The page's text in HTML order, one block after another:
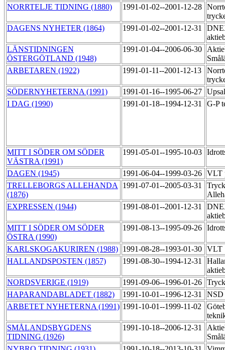
NORRTELJE TIDNING (1880) 1991-01-02--2001-12-28
DAGENS NYHETER (1864)
1991-01-02--2001-12-31
LÄNSTIDNINGEN
ÖSTERGÖTLAND (1948)
1991-01-04--2006-06-30
ARBETAREN (1922)
1991-01-11--2001-12-13
SÖDERNYHETERNA (1991)
1991-01-16--1995-06-27
I DAG (1990)
1991-01-18--1994-12-31 G-P
MITT I SÖDER OM SÖDER
VÄSTRA (1991)
1991-05-01--1995-10-03
DAGEN (1945) 1991-06-04--1999-03-26 VLT
TRELLEBORGS ALLEHANDA
(1876)
1991-07-01--2005-03-31
EXPRESSEN (1944)
1991-08-01--2001-12-31
MITT I SÖDER OM SÖDER
ÖSTRA (1990)
1991-08-13--1995-09-26
KARLSKOGAKURIREN (1988) 1991-08-28--1993-01-30 VLT
HALLANDSPOSTEN (1857)
1991-08-30--1994-12-31
NORDSVERIGE (1919)
1991-09-06--1996-01-26
HAPARANDABLADET (1882)
1991-10-01--1996-12-31
NSD
ARBETET NYHETERNA (1991) 1991-10-01--1999-11-02
SMÅLANDSBYGDENS
TIDNING (1926)
1991-10-18--2006-12-31